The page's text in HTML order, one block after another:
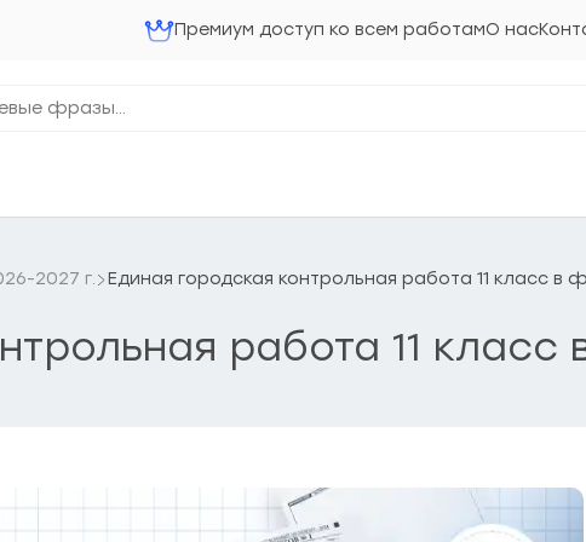
Премиум доступ ко всем работамО нас
2027 г. Единая городская контрольная работа 11 класс в
работа 11